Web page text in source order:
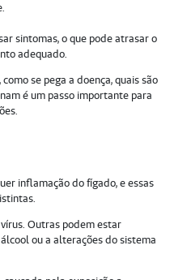
sintomas, o que pode atrasar o
adequado.
se pega a doença, quais são
é um passo importante para
inflamação do fígado, e essas
Outras podem estar
ou a alterações do sistema